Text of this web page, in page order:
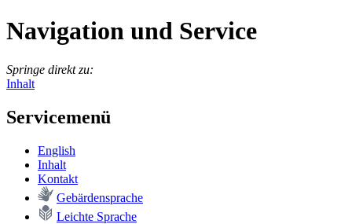
Navigation und Service
Springe direkt zu:
Inhalt
Servicemenü
English
In­halt
Kon­takt
Ge­bär­den­spra­che
Leich­te Spra­che